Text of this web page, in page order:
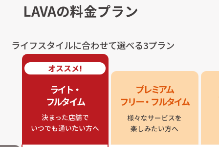
LAVAの料金プラン
ライフスタイルに合わせて選べる3プラン
オススメ!
ライト・
フルタイム
決まった店舗で
いつでも通いたい方へ
プレミアム
フリー・フルタイム
様々なサービスを
楽しみたい方へ